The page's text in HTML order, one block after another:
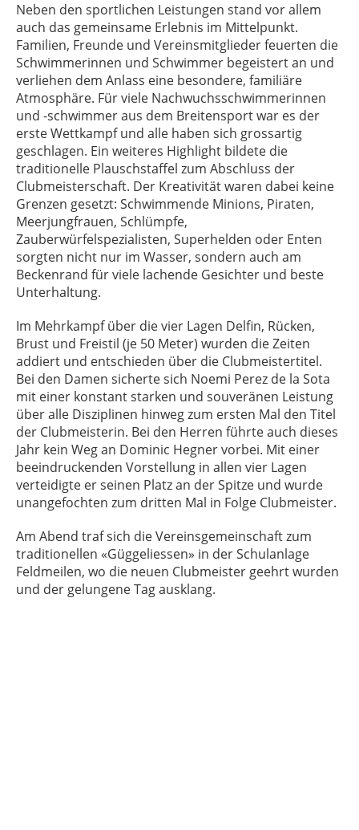
Neben den sportlichen Leistungen stand vor allem
auch das gemeinsame Erlebnis im Mittelpunkt.
Familien, Freunde und Vereinsmitglieder feuerten die
Schwimmerinnen und Schwimmer begeistert an und
verliehen dem Anlass eine besondere, familiäre
Atmosphäre. Für viele Nachwuchsschwimmerinnen
und -schwimmer aus dem Breitensport war es der
erste Wettkampf und alle haben sich grossartig
geschlagen. Ein weiteres Highlight bildete die
traditionelle Plauschstaffel zum Abschluss der
Clubmeisterschaft. Der Kreativität waren dabei keine
Grenzen gesetzt: Schwimmende Minions, Piraten,
Meerjungfrauen, Schlümpfe,
Zauberwürfelspezialisten, Superhelden oder Enten
sorgten nicht nur im Wasser, sondern auch am
Beckenrand für viele lachende Gesichter und beste
Unterhaltung.
Im Mehrkampf über die vier Lagen Delfin, Rücken,
Brust und Freistil (je 50 Meter) wurden die Zeiten
addiert und entschieden über die Clubmeistertitel.
Bei den Damen sicherte sich Noemi Perez de la Sota
mit einer konstant starken und souveränen Leistung
über alle Disziplinen hinweg zum ersten Mal den Titel
der Clubmeisterin. Bei den Herren führte auch dieses
Jahr kein Weg an Dominic Hegner vorbei. Mit einer
beeindruckenden Vorstellung in allen vier Lagen
verteidigte er seinen Platz an der Spitze und wurde
unangefochten zum dritten Mal in Folge Clubmeister.
Am Abend traf sich die Vereinsgemeinschaft zum
traditionellen «Güggeliessen» in der Schulanlage
Feldmeilen, wo die neuen Clubmeister geehrt wurden
und der gelungene Tag ausklang.